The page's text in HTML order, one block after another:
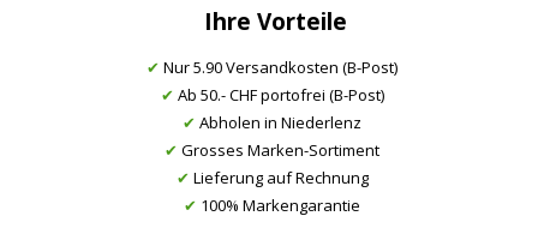
Ihre Vorteile
✔ Nur 5.90 Versandkosten (B-Post)
✔ Ab 50.- CHF portofrei (B-Post)
✔ Abholen in Niederlenz
✔ Grosses Marken-Sortiment
✔ Lieferung auf Rechnung
✔ 100% Markengarantie